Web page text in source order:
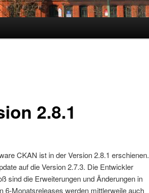
2.8.1
CKAN ist in der Version 2.8.1 erschienen.
auf die Version 2.7.3. Die Entwickler
sind die Erweiterungen und Änderungen in
6-Monatsreleases werden mittlerweile auch